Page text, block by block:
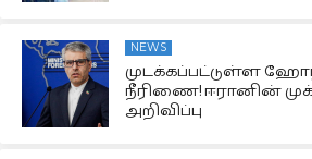
NEWS
முடக்கப்பட்டுள்ள
நீரிணை! ஈரானின்
அறிவிப்பு